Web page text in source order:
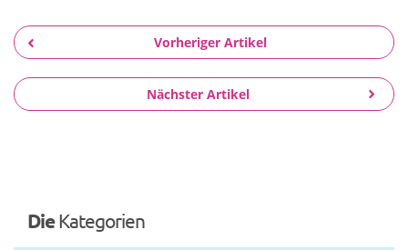
Vorheriger Artikel
Nächster Artikel
DieKategorien